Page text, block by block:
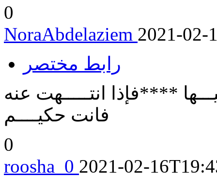
0
NoraAbdelaziem 2021-02-
رابط مختصر
****فإذا انتـــــهت عنه
فانت حكيــــم
0
roosha_0 2021-02-